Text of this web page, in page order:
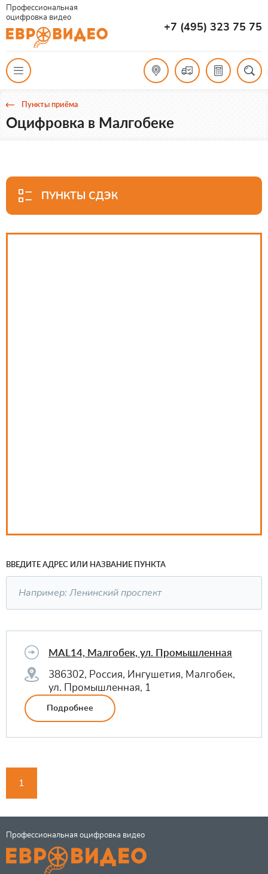
Профессиональная
оцифровка видео
+7 (495) 323 75 75
Пункты приёма
Оцифровка в Малгобеке
ПУНКТЫ СДЭК
ВВЕДИТЕ АДРЕС ИЛИ НАЗВАНИЕ ПУНКТА
MAL14, Малгобек, ул. Промышленная
386302, Россия, Ингушетия, Малгобек,
ул. Промышленная, 1
Подробнее
1
Профессиональная оцифровка видео